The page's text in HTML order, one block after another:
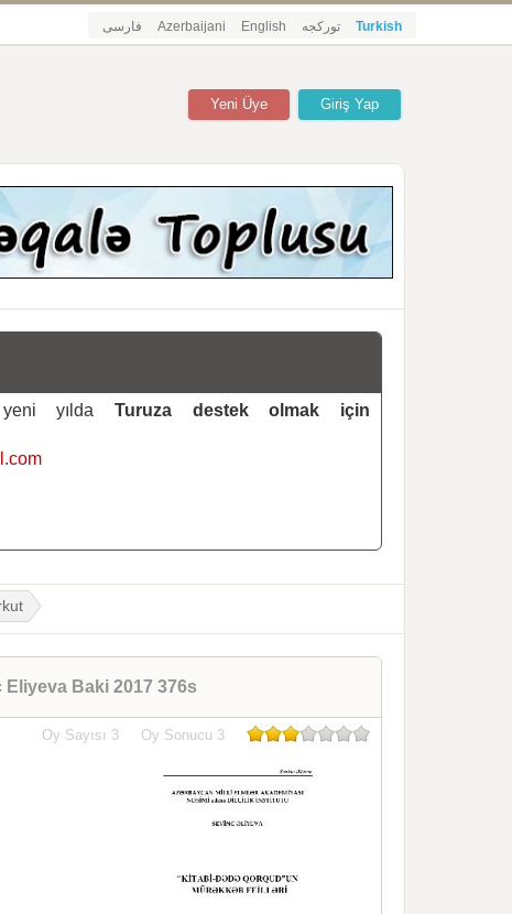
فارسی Azerbaijani English تورکجه Turkish
Giriş Yap
Yeni Üye
yeni yıldaTuruza destek olmak için
Baki 2017 376s
Oy Sayısı 3 Oy Sonucu 3